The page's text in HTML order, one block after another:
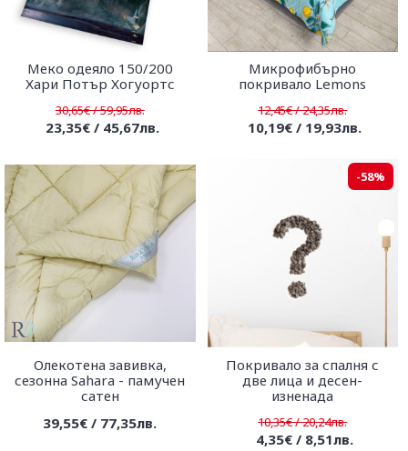
Меко одеяло 150/200
Хари Потър Хогуортс
30,65€ / 59,95лв.
23,35€ / 45,67лв.
Микрофибърно
покривало Lemons
12,45€ / 24,35лв.
10,19€ / 19,93лв.
Олекотена завивка,
сезонна Sahara - памучен
сатен
39,55€ / 77,35лв.
-58%
Покривало за спалня с
две лица и десен-
изненада
10,35€ / 20,24лв.
4,35€ / 8,51лв.